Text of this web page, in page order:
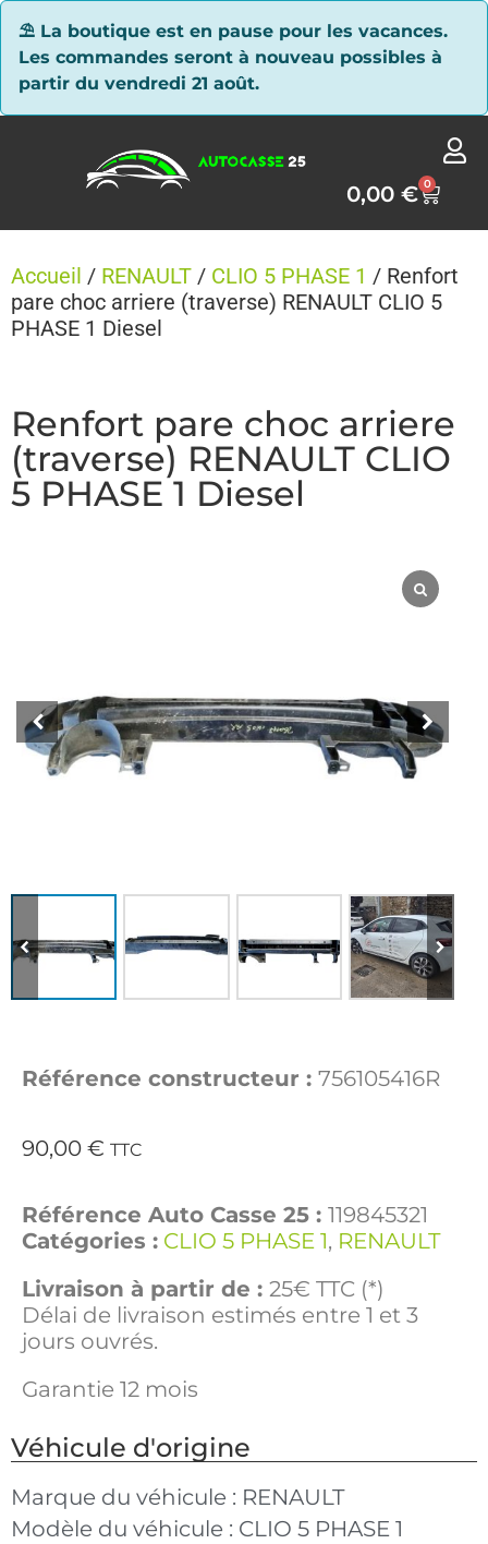
⛱ La boutique est en pause pour les vacances.
Les commandes seront à nouveau possibles à
partir du vendredi 21 août.
0,00€ 0
Accueil / RENAULT / CLIO 5 PHASE 1 / Renfort
pare choc arriere (traverse) RENAULT CLIO 5
PHASE 1 Diesel
Renfort pare choc arriere
(traverse) RENAULT CLIO
5 PHASE 1 Diesel
Référence constructeur : 756105416R
90,00 € TTC
Référence Auto Casse 25 : 119845321
Catégories : CLIO 5 PHASE 1, RENAULT
Livraison à partir de : 25€ TTC (*)
Délai de livraison estimés entre 1 et 3
jours ouvrés.
Garantie 12 mois
Véhicule d'origine
Marque du véhicule : RENAULT
Modèle du véhicule : CLIO 5 PHASE 1
Panneau de gestion des cookies